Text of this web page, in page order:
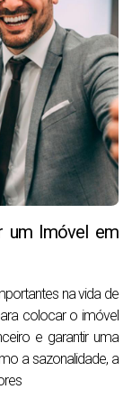
um Imóvel em
na vida de
colocar o imóvel
e garantir uma
a sazonalidade, a